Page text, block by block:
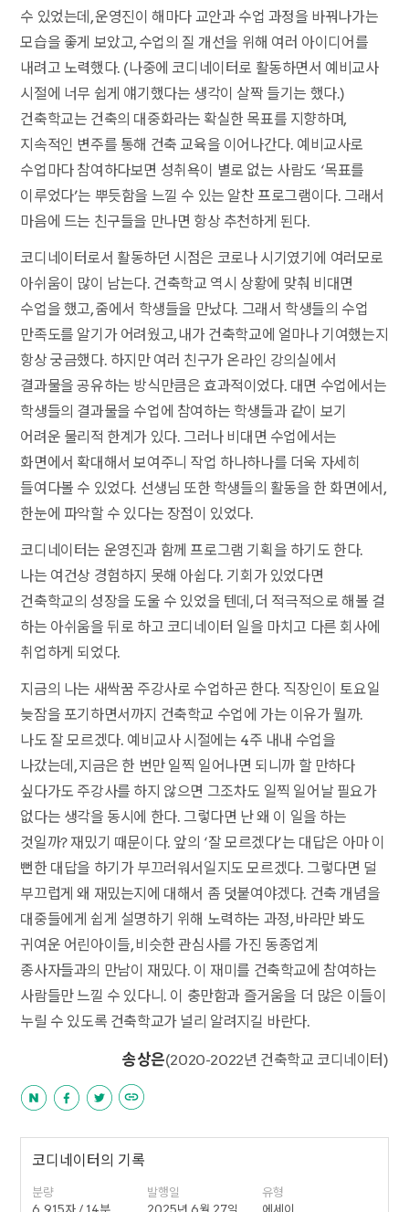
수 있었는데, 운영진이 해마다 교안과 수업 과정을 바꿔나가는
모습을 좋게 보았고, 수업의 질 개선을 위해 여러 아이디어를
내려고 노력했다. (나중에 코디네이터로 활동하면서 예비교사
시절에 너무 쉽게 얘기했다는 생각이 살짝 들기는 했다.)
건축학교는 건축의 대중화라는 확실한 목표를 지향하며,
지속적인 변주를 통해 건축 교육을 이어나간다. 예비교사로
수업마다 참여하다보면 성취욕이 별로 없는 사람도 ‘목표를
이루었다’는 뿌듯함을 느낄 수 있는 알찬 프로그램이다. 그래서
마음에 드는 친구들을 만나면 항상 추천하게 된다.
코디네이터로서 활동하던 시점은 코로나 시기였기에 여러모로
아쉬움이 많이 남는다. 건축학교 역시 상황에 맞춰 비대면
수업을 했고, 줌에서 학생들을 만났다. 그래서 학생들의 수업
만족도를 알기가 어려웠고, 내가 건축학교에 얼마나 기여했는지
항상 궁금했다. 하지만 여러 친구가 온라인 강의실에서
결과물을 공유하는 방식만큼은 효과적이었다. 대면 수업에서는
학생들의 결과물을 수업에 참여하는 학생들과 같이 보기
어려운 물리적 한계가 있다. 그러나 비대면 수업에서는
화면에서 확대해서 보여주니 작업 하나하나를 더욱 자세히
들여다볼 수 있었다. 선생님 또한 학생들의 활동을 한 화면에서,
한눈에 파악할 수 있다는 장점이 있었다.
코디네이터는 운영진과 함께 프로그램 기획을 하기도 한다.
나는 여건상 경험하지 못해 아쉽다. 기회가 있었다면
건축학교의 성장을 도울 수 있었을 텐데, 더 적극적으로 해볼 걸
하는 아쉬움을 뒤로 하고 코디네이터 일을 마치고 다른 회사에
취업하게 되었다.
지금의 나는 새싹꿈 주강사로 수업하곤 한다. 직장인이 토요일
늦잠을 포기하면서까지 건축학교 수업에 가는 이유가 뭘까.
나도 잘 모르겠다. 예비교사 시절에는 4주 내내 수업을
나갔는데, 지금은 한 번만 일찍 일어나면 되니까 할 만하다
싶다가도 주강사를 하지 않으면 그조차도 일찍 일어날 필요가
없다는 생각을 동시에 한다. 그렇다면 난 왜 이 일을 하는
것일까? 재밌기 때문이다. 앞의 ‘잘 모르겠다’는 대답은 아마 이
뻔한 대답을 하기가 부끄러워서일지도 모르겠다. 그렇다면 덜
부끄럽게 왜 재밌는지에 대해서 좀 덧붙여야겠다. 건축 개념을
대중들에게 쉽게 설명하기 위해 노력하는 과정, 바라만 봐도
귀여운 어린아이들, 비슷한 관심사를 가진 동종업계
종사자들과의 만남이 재밌다. 이 재미를 건축학교에 참여하는
사람들만 느낄 수 있다니. 이 충만함과 즐거움을 더 많은 이들이
누릴 수 있도록 건축학교가 널리 알려지길 바란다.
송상은(2020-2022년 건축학교 코디네이터)
코디네이터의 기록
분량
발행일
유형